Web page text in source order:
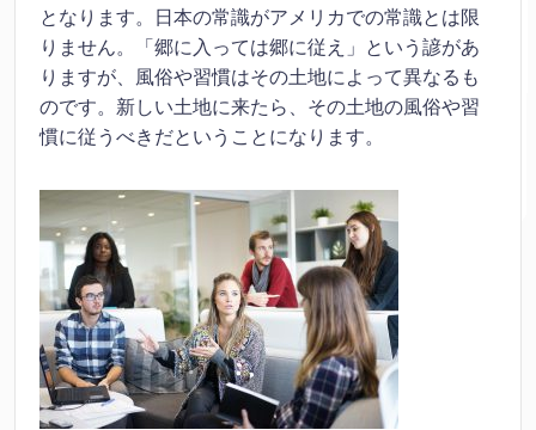
となります。日本の常識がアメリカでの常識とは限
りません。「郷に入っては郷に従え」という諺があ
りますが、風俗や習慣はその土地によって異なるも
のです。新しい土地に来たら、その土地の風俗や習
慣に従うべきだということになります。